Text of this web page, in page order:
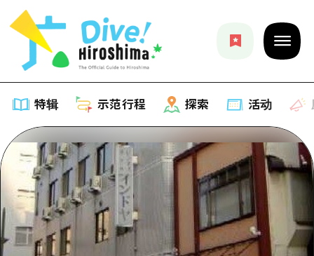
特辑 示范行程 探索 活动
特辑
列表
推荐
示范行程
列表
探索